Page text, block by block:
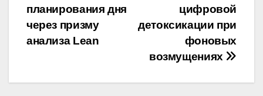
цифровой
детоксикации при
фоновых
возмущениях
планирования дня
через призму
анализа Lean